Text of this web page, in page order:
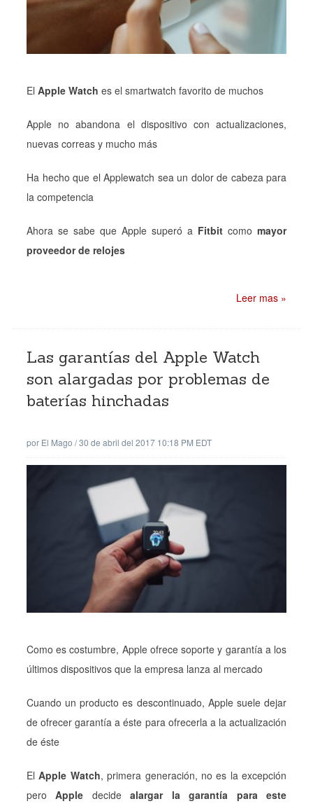
El Apple Watch es el smartwatch favorito de muchos
Apple no abandona el dispositivo con actualizaciones,
nuevas correas y mucho más
Ha hecho que el Applewatch sea un dolor de cabeza para
la competencia
Ahora se sabe que Apple superó a Fitbit como mayor
proveedor de relojes
Leer mas »
Las garantías del Apple Watch
son alargadas por problemas de
baterías hinchadas
por El Mago /30 de abril del 2017 10:18 PM EDT
Como es costumbre, Apple ofrece soporte y garantía a los
últimos dispositivos que la empresa lanza al mercado
Cuando un producto es descontinuado, Apple suele dejar
de ofrecer garantía a éste para ofrecerla a la actualización
de éste
ElApple Watch, primera generación, no es la excepción
peroApple decidealargar la garantía para este